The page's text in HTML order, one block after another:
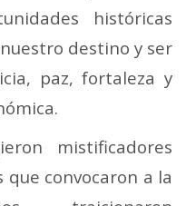
históricas
destino y ser
paz, fortaleza y
mistificadores
convocaron a la